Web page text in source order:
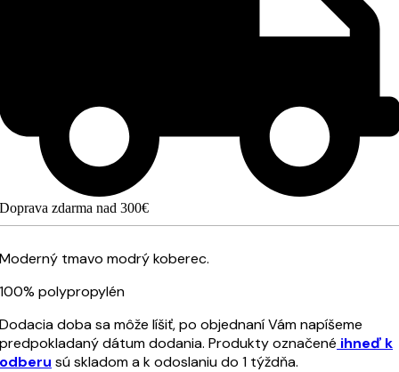
Doprava zdarma nad 300€
Moderný tmavo modrý koberec.
100% polypropylén
Dodacia doba sa môže líšiť, po objednaní Vám napíšeme
predpokladaný dátum dodania. Produkty označené ihneď k
odberu sú skladom a k odoslaniu do 1 týždňa.